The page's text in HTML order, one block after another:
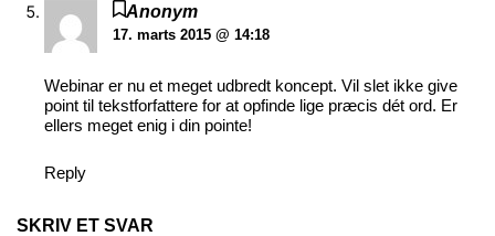
Anonym
17. marts 2015 @ 14:18
Webinar er nu et meget udbredt koncept. Vil slet ikke give
point til tekstforfattere for at opfinde lige præcis dét ord. Er
ellers meget enig i din pointe!
Reply
SKRIV ET SVAR